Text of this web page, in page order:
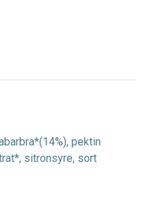
pektin
sitronsyre, sort